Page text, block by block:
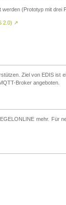
(Prototyp mit drei
2.0) ↗
Ziel von EDIS ist
Broker angeboten.
mehr. Für